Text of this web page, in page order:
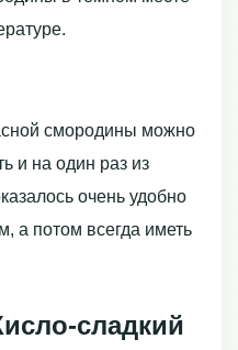
смородины можно
и на один раз из
очень удобно
а потом всегда иметь
сладкий